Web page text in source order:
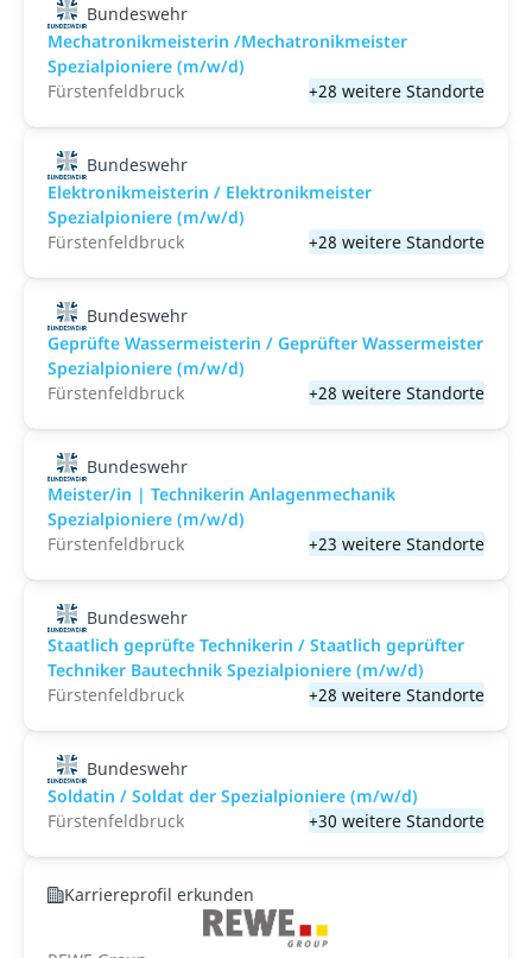
Bundeswehr
Mechatronikmeisterin /Mechatronikmeister
Spezialpioniere (m/w/d)
Fürstenfeldbruck
+28 weitere Standorte
Bundeswehr
Elektronikmeisterin / Elektronikmeister
Spezialpioniere (m/w/d)
Fürstenfeldbruck
+28 weitere Standorte
Bundeswehr
Geprüfte Wassermeisterin / Geprüfter Wassermeister
Spezialpioniere (m/w/d)
Fürstenfeldbruck
+28 weitere Standorte
Bundeswehr
Meister/in | Technikerin Anlagenmechanik
Spezialpioniere (m/w/d)
Fürstenfeldbruck
+23 weitere Standorte
Bundeswehr
Staatlich geprüfte Technikerin / Staatlich geprüfter
Techniker Bautechnik Spezialpioniere (m/w/d)
Fürstenfeldbruck
+28 weitere Standorte
Bundeswehr
Soldatin / Soldat der Spezialpioniere (m/w/d)
Fürstenfeldbruck
+30 weitere Standorte
Karriereprofil erkunden